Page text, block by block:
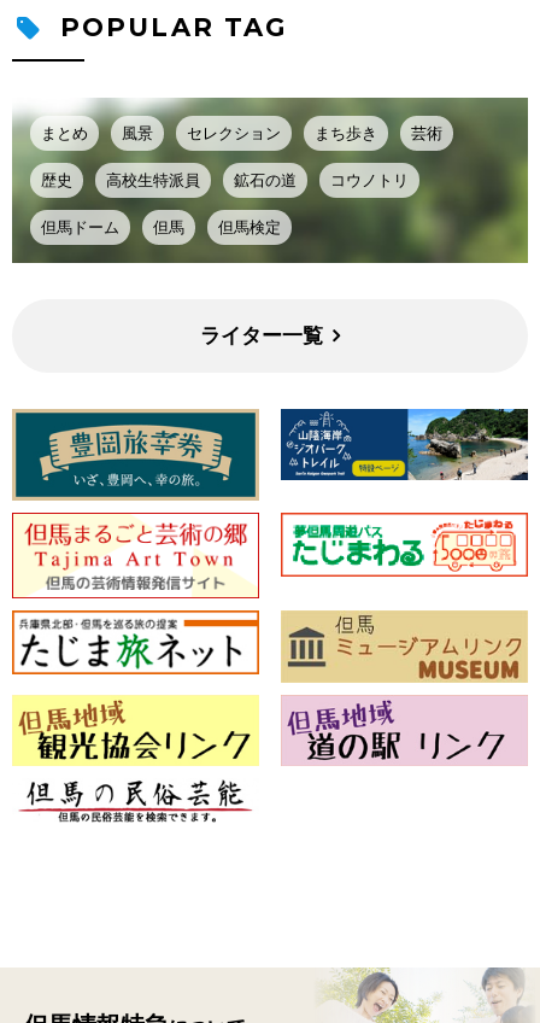
POPULAR TAG
まとめ 風景 セレクション まち歩き 芸術
歴史 高校生特派員 鉱石の道 コウノトリ
但馬ドーム 但馬 但馬検定
ライター一覧